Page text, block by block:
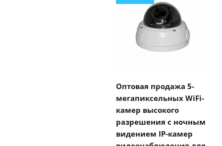
Оптовая продажа 5-
мегапиксельных WiFi-
камер высокого
разрешения с ночным
видением IP-камер